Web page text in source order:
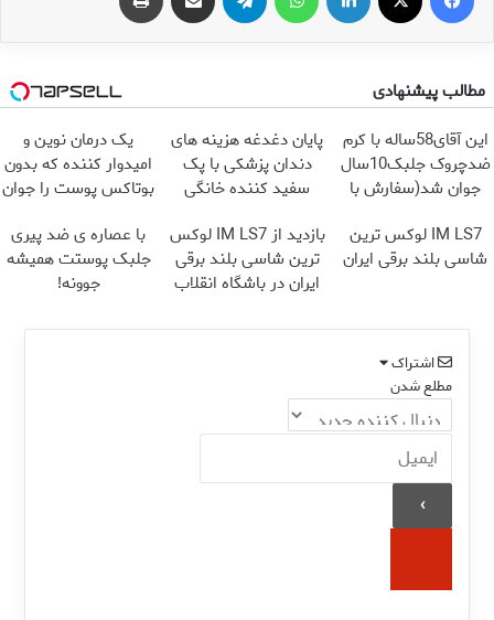
مطالب پیشنهادی
این آقای58ساله با کرم
ضدچروک جلبک10سال
جوان شد(سفارش با
پایان دغدغه هزینه های
دندان پزشکی با پک
سفید کننده خانگی
یک درمان نوین و
امیدوار کننده که بدون
بوتاکس پوست را جوان
IM LS7 لوکس ترین
شاسی بلند برقی ایران
بازدید از IM LS7 لوکس
ترین شاسی بلند برقی
ایران در باشگاه انقلاب
با عصاره ی ضد پیری
جلبک پوستت همیشه
جوونه!
اشتراک
مطلع شدن